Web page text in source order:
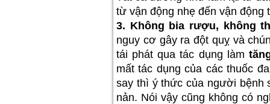
từ vận động nhẹ đến vận động
3. Không bia rượu, không
nguy cơ gây ra đột quỵ và
tái phát qua tác dụng làm
mất tác dụng của các thuốc
say thì ý thức của người bệnh
nản. Nói vậy cũng không có